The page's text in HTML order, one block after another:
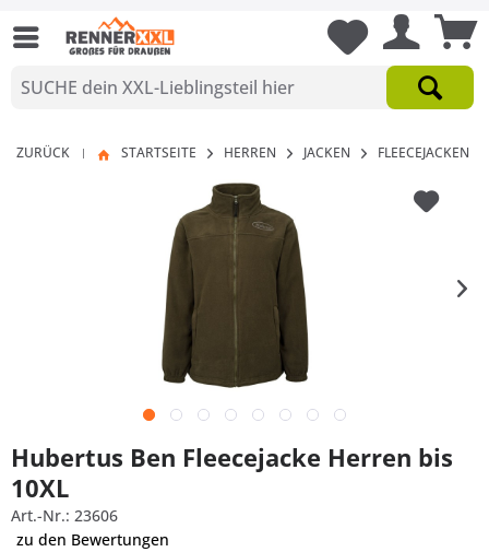
ZURÜCK | STARTSEITE HERREN JACKEN FLEECEJACKEN
Hubertus Ben Fleecejacke Herren bis
10XL
Art.-Nr.: 23606
zu den Bewertungen